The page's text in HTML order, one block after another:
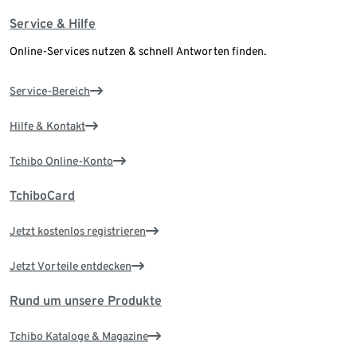
Service & Hilfe
Online-Services nutzen & schnell Antworten finden.
Service-Bereich
Hilfe & Kontakt
Tchibo Online-Konto
TchiboCard
Jetzt kostenlos registrieren
Jetzt Vorteile entdecken
Rund um unsere Produkte
Tchibo Kataloge & Magazine